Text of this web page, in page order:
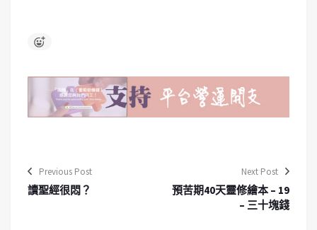
Previous Post
讀聖經很悶？
Next Post
預苦期40天靈修繪本 – 19
– 三十塊錢